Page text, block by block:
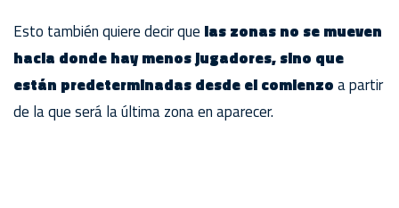
Esto también quiere decir que las zonas no se mueven
hacia donde hay menos jugadores, sino que
están predeterminadas desde el comienzoa partir
de la que será la última zona en aparecer.